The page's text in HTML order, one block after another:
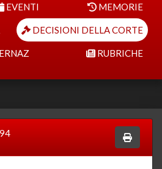
EVENTI MEMORIE
DECISIONI DELLA CORTE
RUBRICHE